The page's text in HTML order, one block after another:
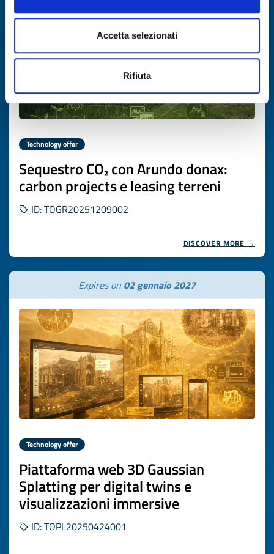
Accetta selezionati
Rifiuta
Technology offer
Sequestro CO₂ con Arundo donax:
carbon projects e leasing terreni
ID: TOGR20251209002
DISCOVER MORE →
Expires on 02 gennaio 2027
Technology offer
Piattaforma web 3D Gaussian
Splatting per digital twins e
visualizzazioni immersive
ID: TOPL20250424001